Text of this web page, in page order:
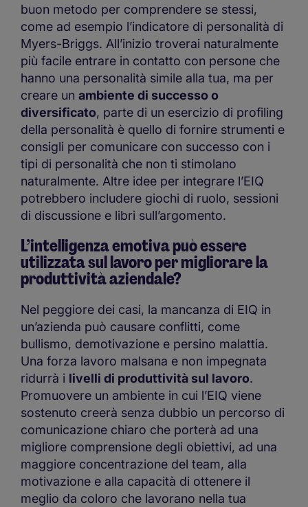
buon metodo per comprendere se stessi,
come ad esempio l’indicatore di personalità di
Myers-Briggs. All’inizio troverai naturalmente
più facile entrare in contatto con persone che
hanno una personalità simile alla tua, ma per
creare un ambiente di successo o
diversificato, parte di un esercizio di profiling
della personalità è quello di fornire strumenti e
consigli per comunicare con successo con i
tipi di personalità che non ti stimolano
naturalmente. Altre idee per integrare l’EIQ
potrebbero includere giochi di ruolo, sessioni
di discussione e libri sull’argomento.
L’intelligenza emotiva può essere
utilizzata sul lavoro per migliorare la
produttività aziendale?
Nel peggiore dei casi, la mancanza di EIQ in
un’azienda può causare conflitti, come
bullismo, demotivazione e persino malattia.
Una forza lavoro malsana e non impegnata
ridurrà i livelli di produttività sul lavoro.
Promuovere un ambiente in cui l’EIQ viene
sostenuto creerà senza dubbio un percorso di
comunicazione chiaro che porterà ad una
migliore comprensione degli obiettivi, ad una
maggiore concentrazione del team, alla
motivazione e alla capacità di ottenere il
meglio da coloro che lavorano nella tua